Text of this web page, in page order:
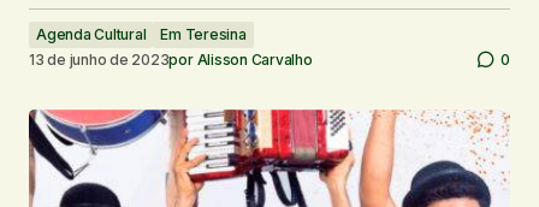
Agenda Cultural
Em Teresina
13 de junho de 2023por Alisson Carvalho 0